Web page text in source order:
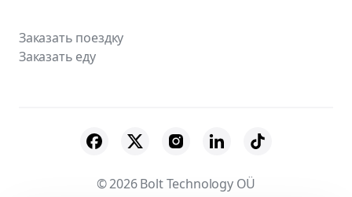
Заказать поездку
Заказать еду
© 2026 Bolt Technology OÜ